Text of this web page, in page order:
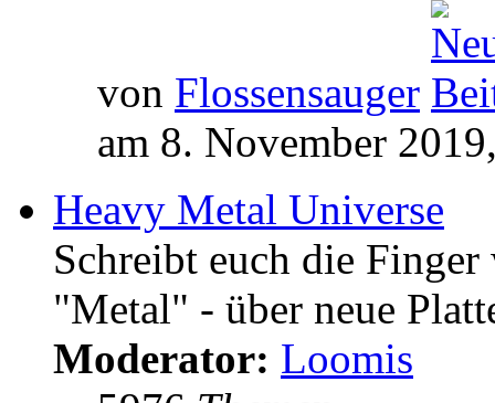
von Flossensauger
am 8. November
Heavy Metal Universe
Schreibt euch die
"Metal" - über neue
Moderator: Loomis